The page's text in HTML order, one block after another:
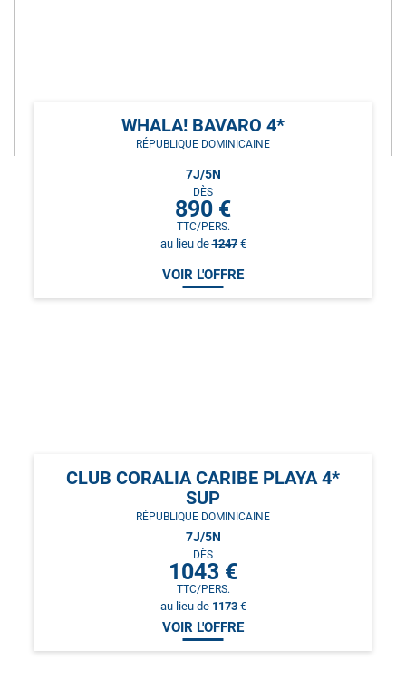
WHALA! BAVARO 4*
RÉPUBLIQUE DOMINICAINE
7J/5N
DÈS
890 €
TTC/PERS.
au lieu de1247€
VOIR L'OFFRE
CLUB CORALIA CARIBE PLAYA 4*
SUP
RÉPUBLIQUE DOMINICAINE
7J/5N
DÈS
1043 €
TTC/PERS.
au lieu de1173€
VOIR L'OFFRE